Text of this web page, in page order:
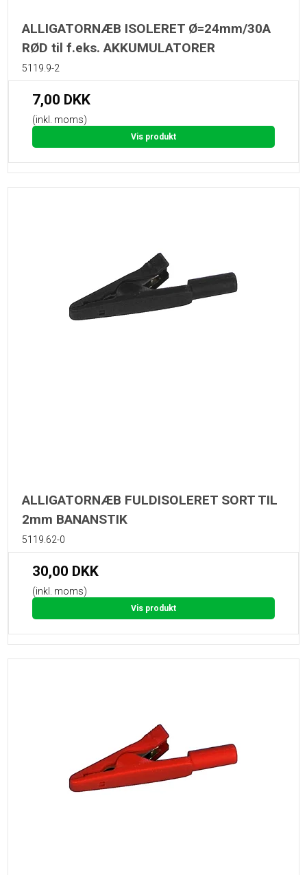
ALLIGATORNÆB ISOLERET Ø=24mm/30A
RØD til f.eks. AKKUMULATORER
5119.9-2
7,00 DKK
(inkl. moms)
Vis produkt
ALLIGATORNÆB FULDISOLERET SORT TIL
2mm BANANSTIK
5119.62-0
30,00 DKK
(inkl. moms)
Vis produkt